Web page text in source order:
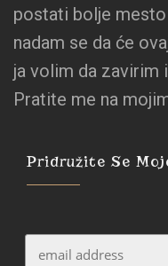
postati bolje
nadam se da će
ja volim da zavirim
Pratite me na
Pridružite Se